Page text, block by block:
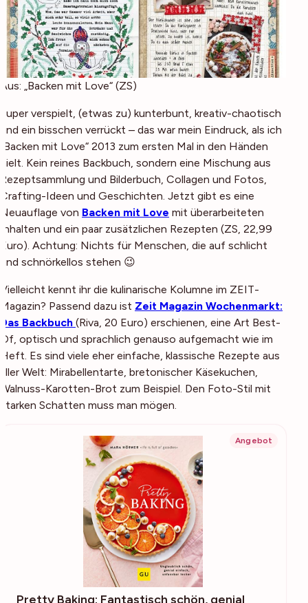
Aus: „Backen mit Love“ (ZS)
Super verspielt, (etwas zu) kunterbunt, kreativ-chaotisch
und ein bisschen verrückt – das war mein Eindruck, als ich
„Backen mit Love“ 2013 zum ersten Mal in den Händen
hielt. Kein reines Backbuch, sondern eine Mischung aus
Rezeptsammlung und Bilderbuch, Collagen und Fotos,
Crafting-Ideen und Geschichten. Jetzt gibt es eine
Neuauflage von Backen mit Love mit überarbeiteten
Inhalten und ein paar zusätzlichen Rezepten (ZS, 22,99
Euro). Achtung: Nichts für Menschen, die auf schlicht
und schnörkellos stehen 😉
Vielleicht kennt ihr die kulinarische Kolumne im ZEIT-
Magazin? Passend dazu ist Zeit Magazin Wochenmarkt:
Das Backbuch (Riva, 20 Euro) erschienen, eine Art Best-
Of, optisch und sprachlich genauso aufgemacht wie im
Heft. Es sind viele eher einfache, klassische Rezepte aus
aller Welt: Mirabellentarte, bretonischer Käsekuchen,
Walnuss-Karotten-Brot zum Beispiel. Den Foto-Stil mit
starken Schatten muss man mögen.
Angebot
Pretty Baking: Fantastisch schön, genial